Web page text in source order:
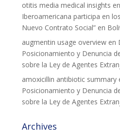
otitis media medical insights en
Iberoamericana participa en
Nuevo Contrato Social” en
augmentin usage overviewen
Posicionamiento y Denuncia
sobre la Ley de Agentes
amoxicillin antibiotic summary
Posicionamiento y Denuncia
sobre la Ley de Agentes
Archives
Xarxes socials
Fes voluntariat
Fes un donatiu
Treballa amb nosaltres